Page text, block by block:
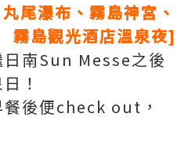
丸尾瀑布、 霧島神宮、
霧島觀光酒店溫泉夜]
南Sun Messe之後
！
後便check out，